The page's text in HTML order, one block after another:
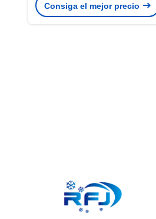
4VM R407 10HP
Consiga el mejor precio